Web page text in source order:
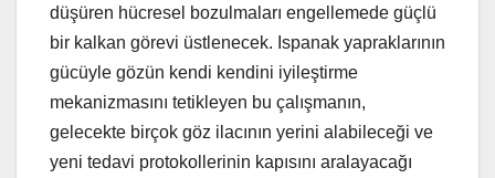
düşüren hücresel bozulmaları engellemede güçlü
bir kalkan görevi üstlenecek. Ispanak yapraklarının
gücüyle gözün kendi kendini iyileştirme
mekanizmasını tetikleyen bu çalışmanın,
gelecekte birçok göz ilacının yerini alabileceği ve
yeni tedavi protokollerinin kapısını aralayacağı